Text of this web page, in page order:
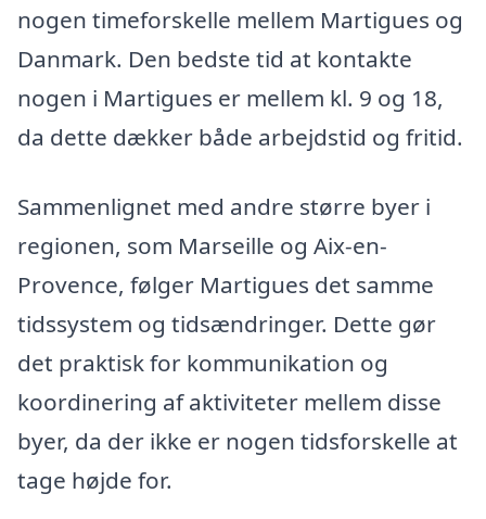
nogen timeforskelle mellem Martigues og
Danmark. Den bedste tid at kontakte
nogen i Martigues er mellem kl. 9 og 18,
da dette dækker både arbejdstid og fritid.
Sammenlignet med andre større byer i
regionen, som Marseille og Aix-en-
Provence, følger Martigues det samme
tidssystem og tidsændringer. Dette gør
det praktisk for kommunikation og
koordinering af aktiviteter mellem disse
byer, da der ikke er nogen tidsforskelle at
tage højde for.